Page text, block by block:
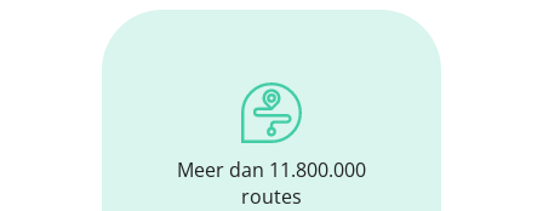
Meer dan 11.800.000
routes